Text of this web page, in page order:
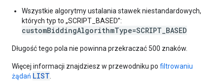
Wszystkie algorytmy ustalania stawek niestandardowych,
których typ to „SCRIPT_BASED”:
customBiddingAlgorithmType=SCRIPT_BASED
Długość tego pola nie powinna przekraczać 500 znaków.
Więcej informacji znajdziesz w przewodniku po filtrowaniu
żądań LIST